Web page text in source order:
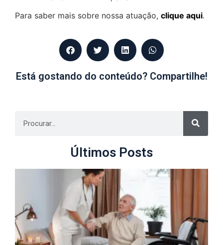
Para saber mais sobre nossa atuação, clique aqui.
Está gostando do conteúdo? Compartilhe!
Últimos Posts